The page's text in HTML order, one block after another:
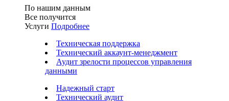
По нашим данным
Все получится
Услуги Подробнее
Техническая поддержка
Технический аккаунт-менеджмент
Аудит зрелости процессов управления
данными
Надежный старт
Технический аудит